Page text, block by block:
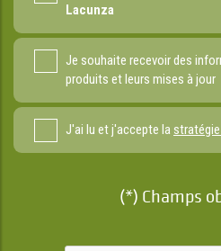
Lacunza
Je souhaite recevoir des
produits et leurs mises à jour
J'ai lu et j'accepte la
(*) Champs